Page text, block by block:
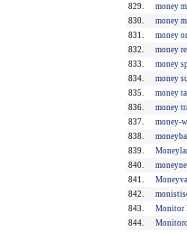
829.
money
830.
money
831.
money
832.
money
833.
money
834.
money
835.
money
836.
money
837.
money-
838.
839.
840.
841.
842.
843.
Monitor
844.